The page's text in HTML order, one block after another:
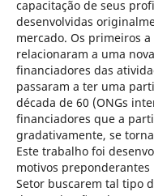
capacitação de seus
desenvolvidas
mercado. Os primeiros
relacionaram a uma
financiadores das
passaram a ter uma
década de 60 (ONGs
financiadores que a
gradativamente, se
Este trabalho foi
motivos preponderantes
Setor buscarem tal tipo